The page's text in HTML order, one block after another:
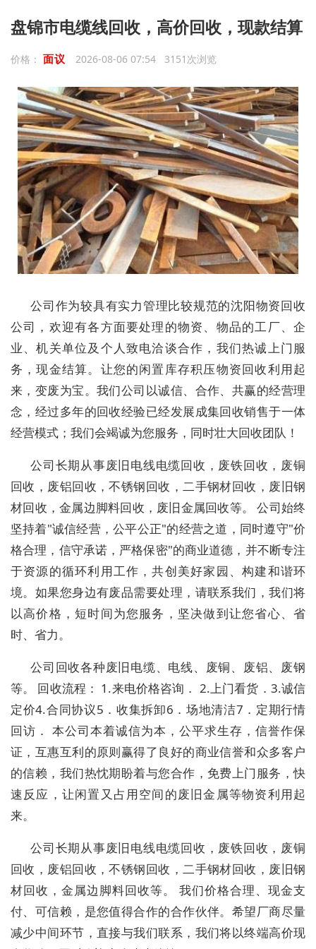
盘锦市电缆线回收，高价回收，现款结算
价格： 面议 2026-08-06 07:54 3151次浏览
公司作为较具有实力管理比较规范的沈阳物资回收
公司，欢迎有各方面要处理的物资、物品的工厂、企
业、机关单位及个人致电洽谈合作，我们热诚上门服
务，现金结算。让您的闲置库存积压物资回收利用起
来，变废为宝。我们公司以诚信、合作、共赢的经营理
念，经过多年的回收经验已经发展成集回收销售于一体
经营模式；我们会竭诚为您服务，同时壮大回收团队！
公司长期从事废旧电线电缆回收，废铁回收，废铜
回收，废铝回收，不锈钢回收，二手钢材回收，废旧钢
材回收，金属边脚料回收，废旧金属回收等。 公司始终
坚持着"诚信经营，公平公正"的经营之道，同时遵守"价
格合理，信守承诺，严格保密"的商业道德，并不断专注
于资源的循环利用工作，共创美好家园、构建和谐环
境。如果您身边有废品需要处理，请联系我们，我们将
以高价格，短时间为您服务，坚决做到让您省心、省
时、省力。
公司回收各种废旧电缆、电线、废铜、废铝、废钢
等。 回收流程： 1.来电价格咨询． 2.上门看货．3.诚信
定价4.合同协议5．收集拆卸6．场地清洁7．定期行情
回访． 本公司本着诚信为本，公平求生存，信誉作保
证，互惠互利的原则赢得了良好的商业信誉和众多客户
的信赖，我们热忱期盼着与您合作，免费上门服务，快
速反应，让闲置又占用空间的废旧金属等物资利用起
来。
公司长期从事废旧电线电缆回收，废铁回收，废铜
回收，废铝回收，不锈钢回收，二手钢材回收，废旧钢
材回收，金属边脚料回收等。 我们价格合理、现金支
付、可信赖，是您值得合作的合作伙伴。希望厂商尽量
减少中间环节，直接与我们联系，我们将以终端高价现